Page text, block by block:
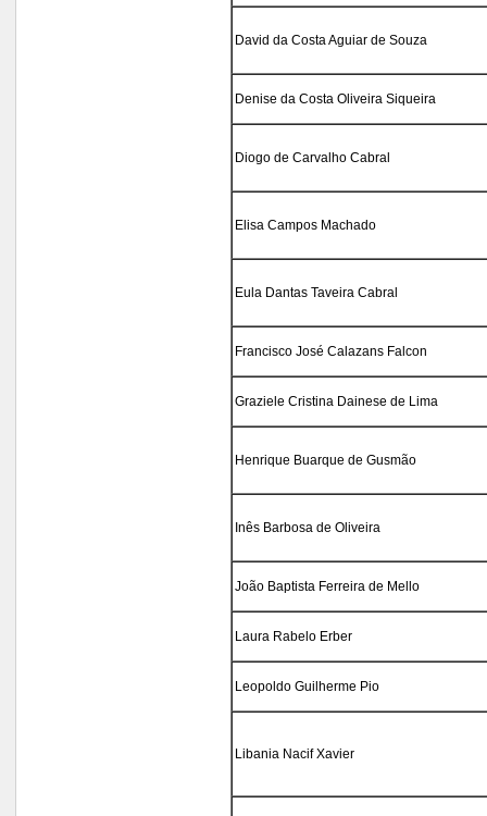
David da Costa Aguiar de Souza
Denise da Costa Oliveira Siqueira
Diogo de Carvalho Cabral
Elisa Campos Machado
Eula Dantas Taveira Cabral
Francisco José Calazans Falcon
Graziele Cristina Dainese de Lima
Henrique Buarque de Gusmão
Inês Barbosa de Oliveira
João Baptista Ferreira de Mello
Laura Rabelo Erber
Leopoldo Guilherme Pio
Libania Nacif Xavier